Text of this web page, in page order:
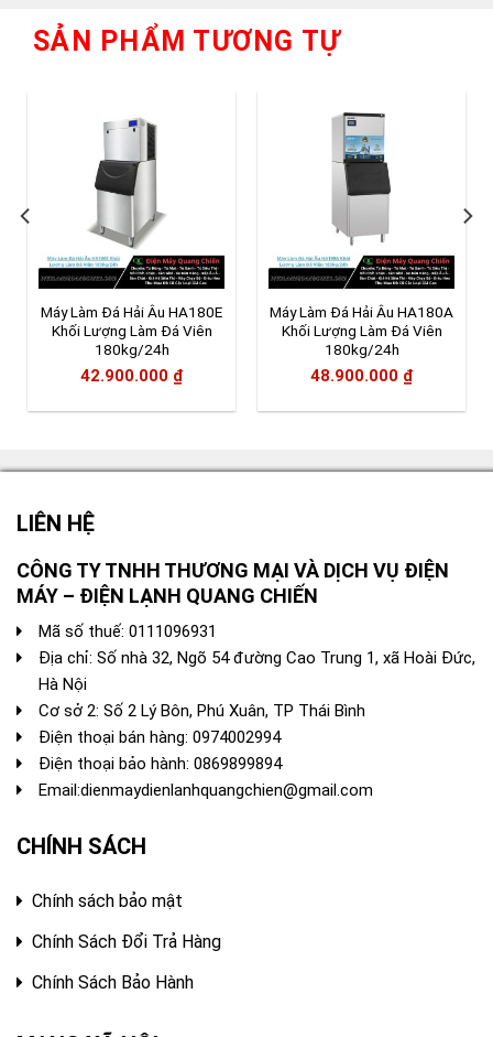
SẢN PHẨM TƯƠNG TỰ
Máy Làm Đá Hải Âu HA180E
Khối Lượng Làm Đá Viên
180kg/24h
42.900.000 ₫
Máy Làm Đá Hải Âu HA180A
Khối Lượng Làm Đá Viên
180kg/24h
48.900.000 ₫
LIÊN HỆ
CÔNG TY TNHH THƯƠNG MẠI VÀ DỊCH VỤ ĐIỆN
MÁY – ĐIỆN LẠNH QUANG CHIẾN
Mã số thuế: 0111096931
Địa chỉ: Số nhà 32, Ngõ 54 đường Cao Trung 1, xã Hoài Đức,
Hà Nội
Cơ sở 2: Số 2 Lý Bôn, Phú Xuân, TP Thái Bình
Điện thoại bán hàng: 0974002994
Điện thoại bảo hành: 0869899894
Email:dienmaydienlanhquangchien@gmail.com
CHÍNH SÁCH
Chính sách bảo mật
Chính Sách Đổi Trả Hàng
Chính Sách Bảo Hành